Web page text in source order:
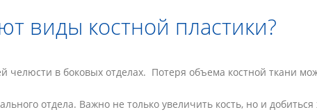
виды костной пластики?
челюсти в боковых отделах. Потеря объема костной ткани
отдела. Важно не только увеличить кость, но и